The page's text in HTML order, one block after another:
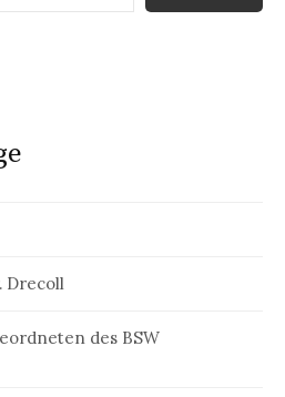
Drecoll
des BSW